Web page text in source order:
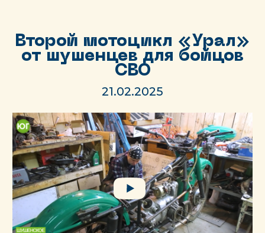
Второй мотоцикл «Урал»
от шушенцев для бойцов
СВО
21.02.2025